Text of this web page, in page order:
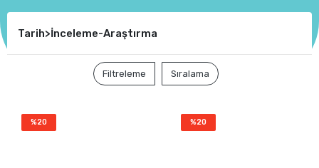
Tarih>İnceleme-Araştırma
Filtreleme Sıralama
%20 %20